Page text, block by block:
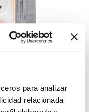
para analizar
relacionada